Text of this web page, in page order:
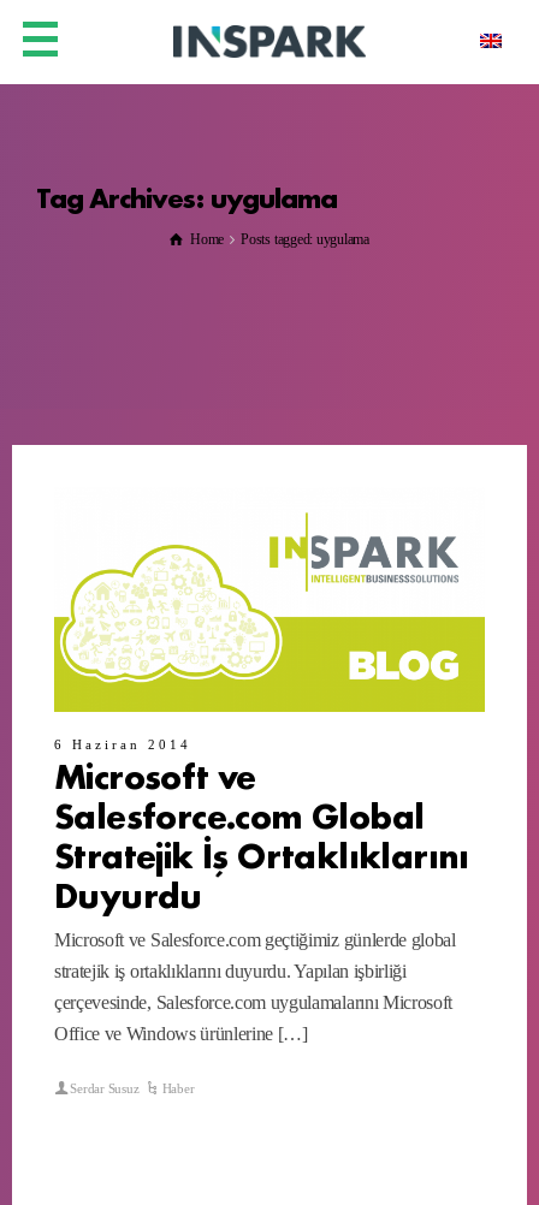
Tag Archives: uygulama
Home Posts tagged: uygulama
6 Haziran 2014
Microsoft ve
Salesforce.com Global
Stratejik İş Ortaklıklarını
Duyurdu
Microsoft ve Salesforce.com geçtiğimiz günlerde global
stratejik iş ortaklıklarını duyurdu. Yapılan işbirliği
çerçevesinde, Salesforce.com uygulamalarını Microsoft
Office ve Windows ürünlerine […]
Serdar Susuz Haber